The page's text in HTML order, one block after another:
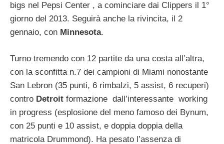
bigs nel Pepsi Center , a cominciare dai Clippers il 1°
giorno del 2013. Seguirà anche la rivincita, il 2
gennaio, con Minnesota.
Turno tremendo con 12 partite da una costa all’altra,
con la sconfitta n.7 dei campioni di Miami nonostante
San Lebron (35 punti, 6 rimbalzi, 5 assist, 6 recuperi)
contro Detroit formazione dall’interessante working
in progress (esplosione del meno famoso dei Bynum,
con 25 punti e 10 assist, e doppia doppia della
matricola Drummond). Ha pesato l’assenza di